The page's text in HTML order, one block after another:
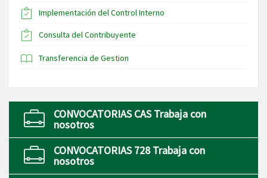
Implementación del Control Interno
Consulta del Contribuyente
Transferencia de Gestion
CONVOCATORIAS CAS Trabaja con
nosotros
CONVOCATORIAS 728 Trabaja con
nosotros